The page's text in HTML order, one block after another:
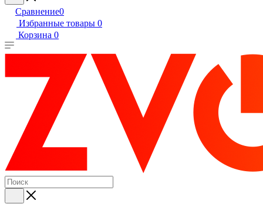
Сравнение0
Избранные товары 0
Корзина 0